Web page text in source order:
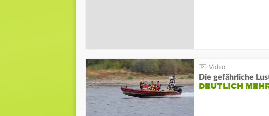
Die gefährliche
DEUTLICH